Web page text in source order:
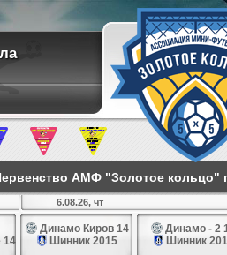
АМФ "Золотое кольцо"
6.08.26, чт
Динамо Киров 14
Шинник 2015
Динамо - 2
Шинник